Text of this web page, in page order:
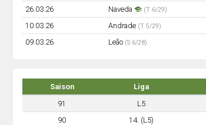
26.03.26 Naveda (T 6/29)
10.03.26
Andrade (T 5/29)
09.03.26
Leão (S 6/28)
Saison Liga
91
L5
90
14. (L5)